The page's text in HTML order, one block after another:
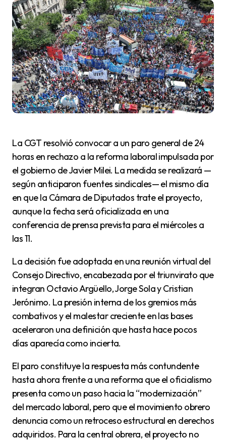
La CGT resolvió convocar a un paro general de 24
horas en rechazo a la reforma laboral impulsada por
el gobierno de Javier Milei. La medida se realizará —
según anticiparon fuentes sindicales— el mismo día
en que la Cámara de Diputados trate el proyecto,
aunque la fecha será oficializada en una
conferencia de prensa prevista para el miércoles a
las 11.
La decisión fue adoptada en una reunión virtual del
Consejo Directivo, encabezada por el triunvirato que
integran Octavio Argüello, Jorge Sola y Cristian
Jerónimo. La presión interna de los gremios más
combativos y el malestar creciente en las bases
aceleraron una definición que hasta hace pocos
días aparecía como incierta.
El paro constituye la respuesta más contundente
hasta ahora frente a una reforma que el oficialismo
presenta como un paso hacia la “modernización”
del mercado laboral, pero que el movimiento obrero
denuncia como un retroceso estructural en derechos
adquiridos. Para la central obrera, el proyecto no